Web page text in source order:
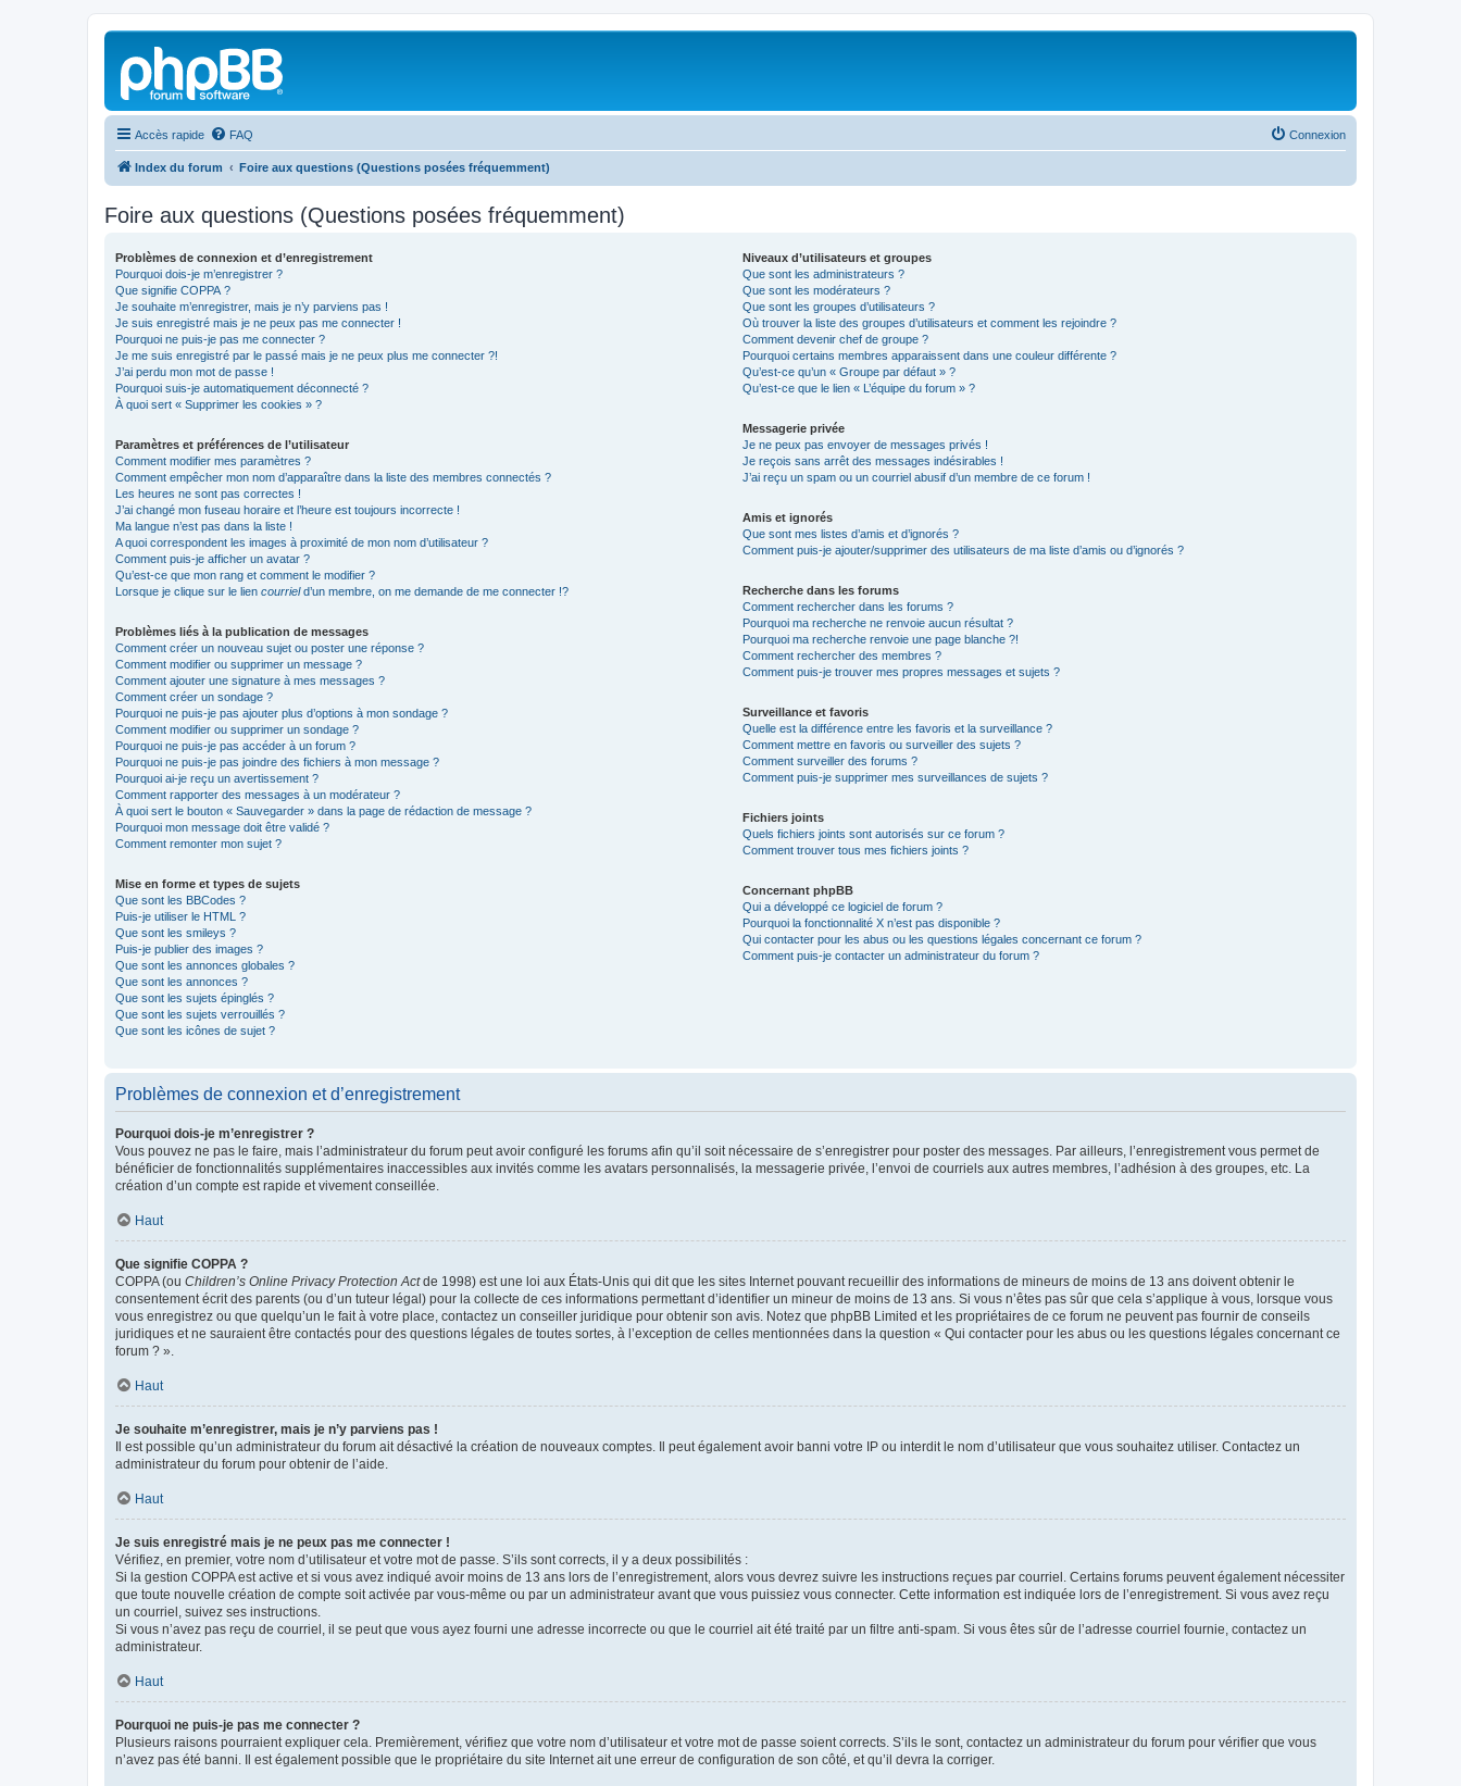
Accès rapide FAQ Connexion
Index du forum Foire aux questions (Questions posées fréquemment)
Foire aux questions (Questions posées fréquemment)
Problèmes de connexion et d’enregistrement
Pourquoi dois-je m’enregistrer ?
Que signifie COPPA ?
Je souhaite m’enregistrer, mais je n’y parviens pas !
Je suis enregistré mais je ne peux pas me connecter !
Pourquoi ne puis-je pas me connecter ?
Je me suis enregistré par le passé mais je ne peux plus me connecter ?!
J’ai perdu mon mot de passe !
Pourquoi suis-je automatiquement déconnecté ?
À quoi sert « Supprimer les cookies » ?
Paramètres et préférences de l’utilisateur
Comment modifier mes paramètres ?
Comment empêcher mon nom d’apparaître dans la liste des membres connectés ?
Les heures ne sont pas correctes !
J’ai changé mon fuseau horaire et l’heure est toujours incorrecte !
Ma langue n’est pas dans la liste !
A quoi correspondent les images à proximité de mon nom d’utilisateur ?
Comment puis-je afficher un avatar ?
Qu’est-ce que mon rang et comment le modifier ?
Lorsque je clique sur le lien courrield’un membre, on me demande de me connecter !?
Problèmes liés à la publication de messages
Comment créer un nouveau sujet ou poster une réponse ?
Comment modifier ou supprimer un message ?
Comment ajouter une signature à mes messages ?
Comment créer un sondage ?
Pourquoi ne puis-je pas ajouter plus d’options à mon sondage ?
Comment modifier ou supprimer un sondage ?
Pourquoi ne puis-je pas accéder à un forum ?
Pourquoi ne puis-je pas joindre des fichiers à mon message ?
Pourquoi ai-je reçu un avertissement ?
Comment rapporter des messages à un modérateur ?
À quoi sert le bouton « Sauvegarder » dans la page de rédaction de message ?
Pourquoi mon message doit être validé ?
Comment remonter mon sujet ?
Mise en forme et types de sujets
Que sont les BBCodes ?
Puis-je utiliser le HTML ?
Que sont les smileys ?
Puis-je publier des images ?
Que sont les annonces globales ?
Que sont les annonces ?
Que sont les sujets épinglés ?
Que sont les sujets verrouillés ?
Que sont les icônes de sujet ?
Niveaux d’utilisateurs et groupes
Que sont les administrateurs ?
Que sont les modérateurs ?
Que sont les groupes d’utilisateurs ?
Où trouver la liste des groupes d’utilisateurs et comment les rejoindre ?
Comment devenir chef de groupe ?
Pourquoi certains membres apparaissent dans une couleur différente ?
Qu’est-ce qu’un « Groupe par défaut » ?
Qu’est-ce que le lien « L’équipe du forum » ?
Messagerie privée
Je ne peux pas envoyer de messages privés !
Je reçois sans arrêt des messages indésirables !
J’ai reçu un spam ou un courriel abusif d’un membre de ce forum !
Amis et ignorés
Que sont mes listes d’amis et d’ignorés ?
Comment puis-je ajouter/supprimer des utilisateurs de ma liste d’amis ou d’ignorés ?
Recherche dans les forums
Comment rechercher dans les forums ?
Pourquoi ma recherche ne renvoie aucun résultat ?
Pourquoi ma recherche renvoie une page blanche ?!
Comment rechercher des membres ?
Comment puis-je trouver mes propres messages et sujets ?
Surveillance et favoris
Quelle est la différence entre les favoris et la surveillance ?
Comment mettre en favoris ou surveiller des sujets ?
Comment surveiller des forums ?
Comment puis-je supprimer mes surveillances de sujets ?
Fichiers joints
Quels fichiers joints sont autorisés sur ce forum ?
Comment trouver tous mes fichiers joints ?
Concernant phpBB
Qui a développé ce logiciel de forum ?
Pourquoi la fonctionnalité X n’est pas disponible ?
Qui contacter pour les abus ou les questions légales concernant ce forum ?
Comment puis-je contacter un administrateur du forum ?
Problèmes de connexion et d’enregistrement
Pourquoi dois-je m’enregistrer ?
Vous pouvez ne pas le faire, mais l’administrateur du forum peut avoir configuré les forums afin qu’il soit nécessaire de s’enregistrer pour poster des messages. Par ailleurs, l’enregistrement vous permet de
bénéficier de fonctionnalités supplémentaires inaccessibles aux invités comme les avatars personnalisés, la messagerie privée, l’envoi de courriels aux autres membres, l’adhésion à des groupes, etc. La
création d’un compte est rapide et vivement conseillée.
Haut
Que signifie COPPA ?
COPPA (ou Children’s Online Privacy Protection Actde 1998) est une loi aux États-Unis qui dit que les sites Internet pouvant recueillir des informations de mineurs de moins de 13 ans doivent obtenir le
consentement écrit des parents (ou d’un tuteur légal) pour la collecte de ces informations permettant d’identifier un mineur de moins de 13 ans. Si vous n’êtes pas sûr que cela s’applique à vous, lorsque vous
vous enregistrez ou que quelqu’un le fait à votre place, contactez un conseiller juridique pour obtenir son avis. Notez que phpBB Limited et les propriétaires de ce forum ne peuvent pas fournir de conseils
juridiques et ne sauraient être contactés pour des questions légales de toutes sortes, à l’exception de celles mentionnées dans la question « Qui contacter pour les abus ou les questions légales concernant ce
forum ? ».
Haut
Je souhaite m’enregistrer, mais je n’y parviens pas !
Il est possible qu’un administrateur du forum ait désactivé la création de nouveaux comptes. Il peut également avoir banni votre IP ou interdit le nom d’utilisateur que vous souhaitez utiliser. Contactez un
administrateur du forum pour obtenir de l’aide.
Haut
Je suis enregistré mais je ne peux pas me connecter !
Vérifiez, en premier, votre nom d’utilisateur et votre mot de passe. S’ils sont corrects, il y a deux possibilités :
Si la gestion COPPA est active et si vous avez indiqué avoir moins de 13 ans lors de l’enregistrement, alors vous devrez suivre les instructions reçues par courriel. Certains forums peuvent également nécessiter
que toute nouvelle création de compte soit activée par vous-même ou par un administrateur avant que vous puissiez vous connecter. Cette information est indiquée lors de l’enregistrement. Si vous avez reçu
un courriel, suivez ses instructions.
Si vous n’avez pas reçu de courriel, il se peut que vous ayez fourni une adresse incorrecte ou que le courriel ait été traité par un filtre anti-spam. Si vous êtes sûr de l’adresse courriel fournie, contactez un
administrateur.
Haut
Pourquoi ne puis-je pas me connecter ?
Plusieurs raisons pourraient expliquer cela. Premièrement, vérifiez que votre nom d’utilisateur et votre mot de passe soient corrects. S’ils le sont, contactez un administrateur du forum pour vérifier que vous
n’avez pas été banni. Il est également possible que le propriétaire du site Internet ait une erreur de configuration de son côté, et qu’il devra la corriger.